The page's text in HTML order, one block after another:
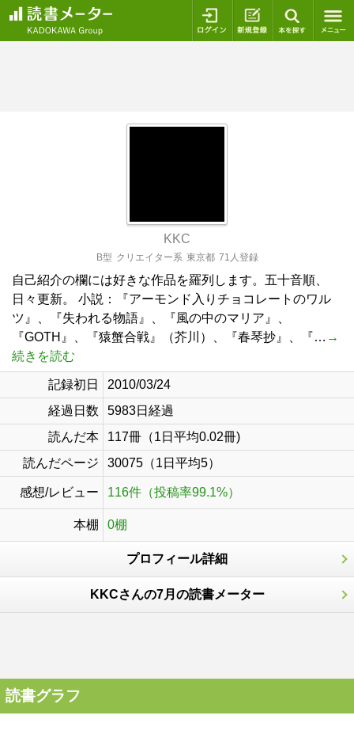
ログイン 新規登録
KKC
B型 クリエイター系 東京都 71人登録
自己紹介の欄には好きな作品を羅列します。五十音順、
日々更新。 小説：『アーモンド入りチョコレートのワル
ツ』、『失われる物語』、『風の中のマリア』、
『GOTH』、『猿蟹合戦』（芥川）、『春琴抄』、『… →
続きを読む
記録初日
2010/03/24
経過日数
5983日経過
読んだ本
117冊（1日平均0.02冊)
読んだページ
30075（1日平均5）
感想/レビュー 116件（投稿率99.1%）
本棚 0棚
プロフィール詳細
KKCさんの7月の読書メーター
読書グラフ